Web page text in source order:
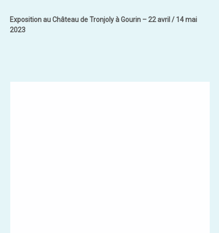
Exposition au Château de Tronjoly à Gourin – 22 avril / 14 mai
2023